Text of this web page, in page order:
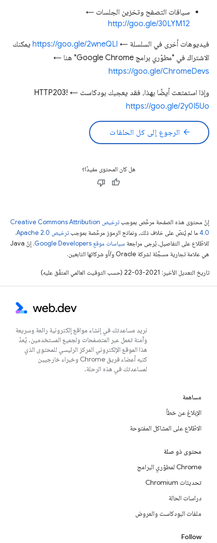
سياقات التصفح وتخزين الجلسات ←
http://goo.gle/30LYM12
فيديوهات أخرى في السلسلة ← https://goo.gle/2wneQLl يمكنك
الاشتراك في "مطوّري برامج Google Chrome" هنا ←
https://goo.gle/ChromeDevs
وإذا استمتعت أيضًا بهذا، فقد يعجبك بودكاست HTTP203! ←
https://goo.gle/2y0I5Uo
arrow_back الرجوع إلى كل الحلقات
هل كان المحتوى مفيدًا؟
إنّ محتوى هذه الصفحة مرخّص بموجب
ترخيص Creative Commons Attribution
4.0‏ ما لم يُنصّ على خلاف ذلك، ونماذج الرموز مرخّصة بموجبترخيص Apache 2.0‏
.
للاطّلاع على التفاصيل، يُرجى مراجعة سياسات موقع Google Developers‏
. إنّ Java
هي علامة تجارية مسجَّلة لشركة Oracle و/أو شركائها التابعين.
تاريخ التعديل الأخير: 2021-03-22 (حسب التوقيت العالمي المتفَّق عليه)
نريد مساعدتك في إنشاء مواقع إلكترونية رائعة وسريعة
وآمنة تعمل عبر المتصفحات ولجميع المستخدمين. يُعدّ
هذا الموقع الإلكتروني المركز الرئيسي للمحتوى الذي
كتبه أعضاء فريق Chrome وخبراء خارجيين
لمساعدتك في هذه الرحلة.
مساهمة
الإبلاغ عن خطأ
الاطّلاع على المشاكل المفتوحة
محتوى ذو صلة
Chrome لمطوّري البرامج
تحديثات Chromium
دراسات الحالة
ملفات البودكاست والعروض
Follow